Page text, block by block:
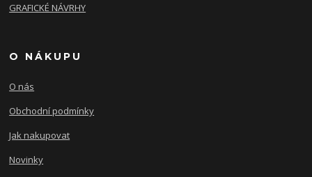
GRAFICKÉ NÁVRHY
O NÁKUPU
O nás
Obchodní podmínky
Jak nakupovat
Novinky